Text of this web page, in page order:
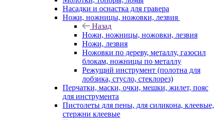
Насадки и оснастка для гравера
Ножи, ножницы, ножовки, лезвия
Назад
Ножи, ножницы, ножовки, лезвия
Ножи, лезвия
Ножовки по дереву, металлу, газосил
блокам, ножницы по металлу
Режущий инструмент (полотна для
лобзика, стусло, стеклорез)
Перчатки, маски, очки, мешки, жилет, пояс
для инструмента
Пистолеты для пены, для силикона, клеевые,
стержни клеевые